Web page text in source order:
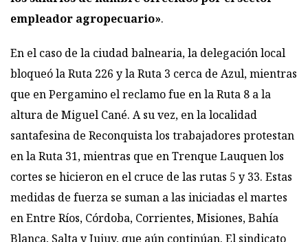
empleador agropecuario».
En el caso de la ciudad balnearia, la delegación local
bloqueó la Ruta 226 y la Ruta 3 cerca de Azul, mientras
que en Pergamino el reclamo fue en la Ruta 8 a la
altura de Miguel Cané. A su vez, en la localidad
santafesina de Reconquista los trabajadores protestan
en la Ruta 31, mientras que en Trenque Lauquen los
cortes se hicieron en el cruce de las rutas 5 y 33. Estas
medidas de fuerza se suman a las iniciadas el martes
en Entre Ríos, Córdoba, Corrientes, Misiones, Bahía
Blanca, Salta y Jujuy, que aún continúan. El sindicato